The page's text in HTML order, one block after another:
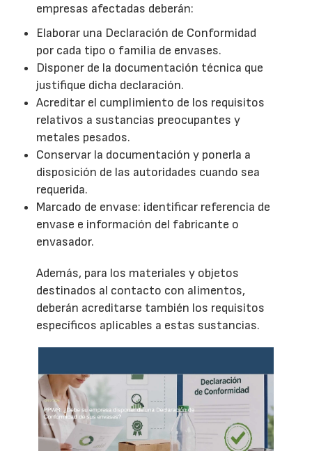
empresas afectadas deberán:
Elaborar una Declaración de Conformidad
por cada tipo o familia de envases.
Disponer de la documentación técnica que
justifique dicha declaración.
Acreditar el cumplimiento de los requisitos
relativos a sustancias preocupantes y
metales pesados.
Conservar la documentación y ponerla a
disposición de las autoridades cuando sea
requerida.
Marcado de envase: identificar referencia de
envase e información del fabricante o
envasador.
Además, para los materiales y objetos
destinados al contacto con alimentos,
deberán acreditarse también los requisitos
específicos aplicables a estas sustancias.